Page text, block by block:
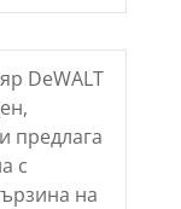
DeWALT
предлага
с
на